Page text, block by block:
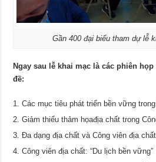
Gần 400 đại biểu tham dự lễ
Ngay sau lễ khai mạc là các phiên
đề:
Các mục tiêu phát triển bền vững
Giảm thiểu thảm họađịa chất trong
Đa dạng địa chất và Công viên địa chất
Công viên địa chất: “Du lịch bền vững”